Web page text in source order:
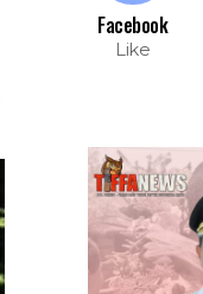
Facebook
Like